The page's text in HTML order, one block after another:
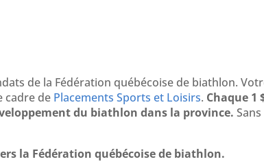
de la Fédération québécoise de biathlon.
cadre de Placements Sports et Loisirs. Chaque 1
du biathlon dans la province.
la Fédération québécoise de biathlon.